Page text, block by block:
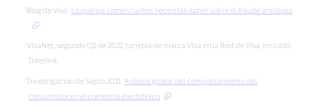
en
a
con
presencia
física
pedidos
después
una
transacción
rechazada³
Blog de Visa: Lo que los comerciantes necesitan saber sobre el fraude amistoso
VisaNet, segundo Q2 de 2022, tarjetas de marca Visa en la Red de Visa, incluido
Interlink
Investigación de Sapio 2021: Análisis global del comportamiento del
consumidor en el comercio electrónico